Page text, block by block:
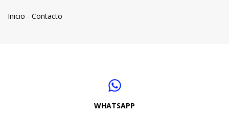
Inicio - Contacto
WHATSAPP